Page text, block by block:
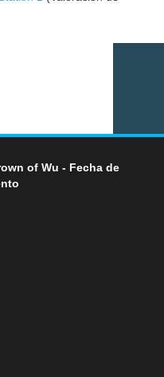
of Wu - Fecha de